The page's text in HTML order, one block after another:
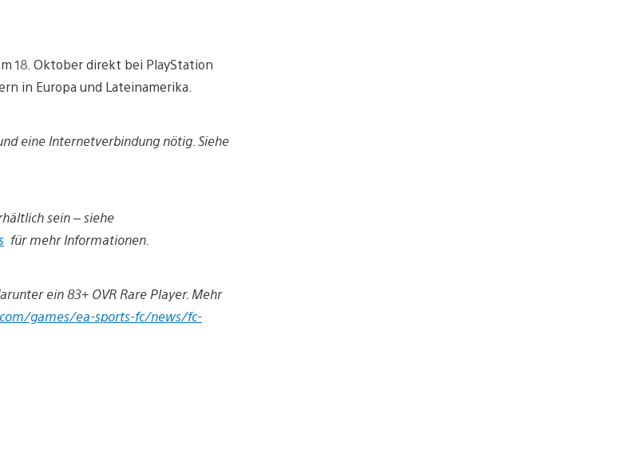
18. Oktober direkt bei PlayStation
in Europa und Lateinamerika.
eine Internetverbindung nötig.Siehe
sein – siehe
für mehr Informationen.
ein 83+ OVR Rare Player. Mehr
games/ea-sports-fc/news/fc-